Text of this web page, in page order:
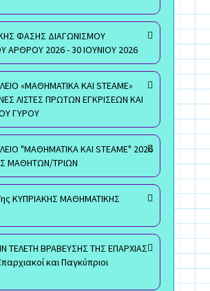
ΦΑΣΗΣ ΔΙΑΓΩΝΙΣΜΟΥ
ΑΡΘΡΟΥ 2026 - 30 ΙΟΥΝΙΟΥ 2026
«ΜΑΘΗΜΑΤΙΚΑ ΚΑΙ STEAME»
ΛΙΣΤΕΣ ΠΡΩΤΩΝ ΕΓΚΡΙΣΕΩΝ ΚΑΙ
ΓΥΡΟΥ
"ΜΑΘΗΜΑΤΙΚΑ ΚΑΙ STEAME" 2026
ΜΑΘΗΤΩΝ/ΤΡΙΩΝ
ΚΥΠΡΙΑΚΗΣ ΜΑΘΗΜΑΤΙΚΗΣ
ΤΕΛΕΤΗ ΒΡΑΒΕΥΣΗΣ ΤΗΣ ΕΠΑΡΧΙΑΣ
και Παγκύπριοι